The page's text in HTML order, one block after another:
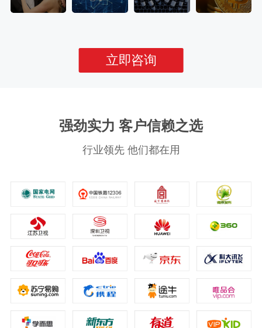
立即咨询
强劲实力 客户信赖之选
行业领先 他们都在用